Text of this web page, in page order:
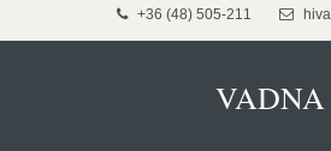
+36 (48) 505-211
VADNA